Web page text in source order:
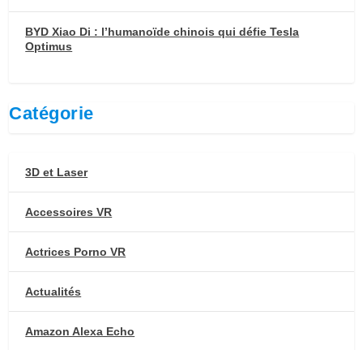
BYD Xiao Di : l’humanoïde chinois qui défie Tesla
Optimus
Catégorie
3D et Laser
Accessoires VR
Actrices Porno VR
Actualités
Amazon Alexa Echo